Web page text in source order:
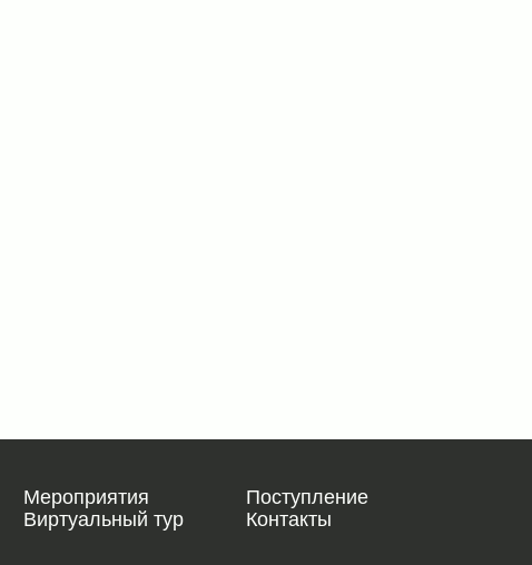
Мероприятия
Поступление
Виртуальный тур Контакты